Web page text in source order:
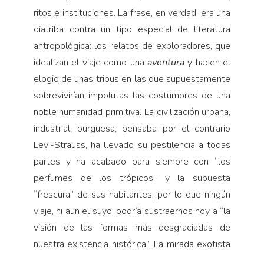
ritos e instituciones. La frase, en verdad, era una
diatriba contra un tipo especial de literatura
antropológica: los relatos de exploradores, que
idealizan el viaje como una aventuray hacen el
elogio de unas tribus en las que supuestamente
sobrevivirían impolutas las costumbres de una
noble humanidad primitiva. La civilización urbana,
industrial, burguesa, pensaba por el contrario
Levi-Strauss, ha llevado su pestilencia a todas
partes y ha acabado para siempre con “los
perfumes de los trópicos” y la supuesta
“frescura” de sus habitantes, por lo que ningún
viaje, ni aun el suyo, podría sustraernos hoy a “la
visión de las formas más desgraciadas de
nuestra existencia histórica”. La mirada exotista